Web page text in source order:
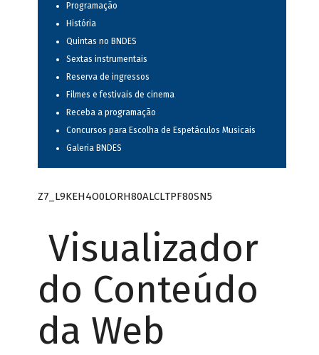
Programação
História
Quintas no BNDES
Sextas instrumentais
Reserva de ingressos
Filmes e festivais de cinema
Receba a programação
Concursos para Escolha de Espetáculos Musicais
Galeria BNDES
Z7_L9KEH4O0LORH80ALCLTPF80SN5
Visualizador
do Conteúdo
da Web